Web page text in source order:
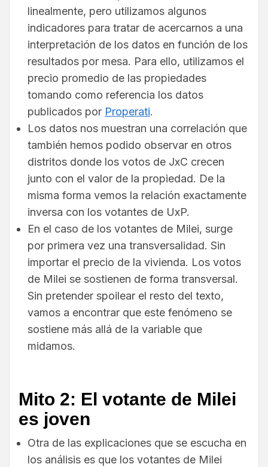
linealmente, pero utilizamos algunos
indicadores para tratar de acercarnos a una
interpretación de los datos en función de los
resultados por mesa. Para ello, utilizamos el
precio promedio de las propiedades
tomando como referencia los datos
publicados por Properati.
Los datos nos muestran una correlación que
también hemos podido observar en otros
distritos donde los votos de JxC crecen
junto con el valor de la propiedad. De la
misma forma vemos la relación exactamente
inversa con los votantes de UxP.
En el caso de los votantes de Milei, surge
por primera vez una transversalidad. Sin
importar el precio de la vivienda. Los votos
de Milei se sostienen de forma transversal.
Sin pretender spoilear el resto del texto,
vamos a encontrar que este fenómeno se
sostiene más allá de la variable que
midamos.
Mito 2: El votante de Milei
es joven
Otra de las explicaciones que se escucha en
los análisis es que los votantes de Milei